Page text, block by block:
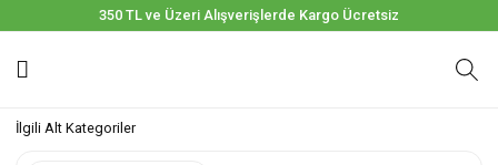
350 TL ve Üzeri Alışverişlerde Kargo Ücretsiz
İlgili Alt Kategoriler